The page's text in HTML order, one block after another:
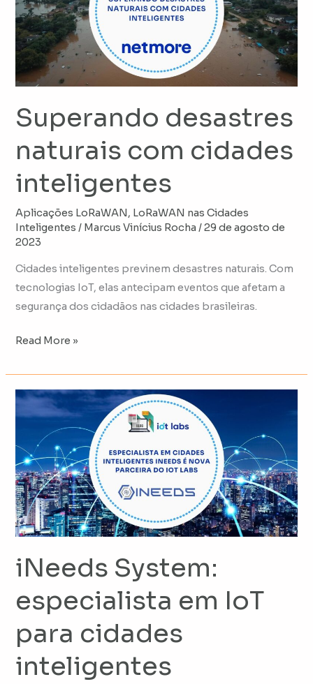
Superando desastres
naturais com cidades
inteligentes
Aplicações LoRaWAN, LoRaWAN nas Cidades
Inteligentes / Marcus Vinícius Rocha /29 de agosto de
2023
Cidades inteligentes previnem desastres naturais. Com
tecnologias IoT, elas antecipam eventos que afetam a
segurança dos cidadãos nas cidades brasileiras.
com
cidades
inteligentes
Read More »
iNeeds System:
especialista em IoT
para cidades
inteligentes
iNeeds
System:
especialista
em
IoT
para
cidades
inteligentes